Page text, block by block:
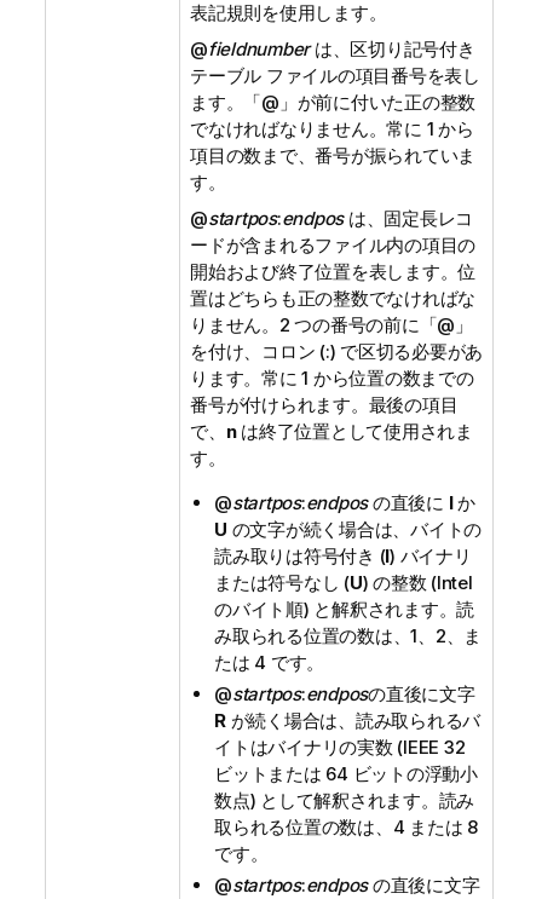
表記規則を使用します。
@fieldnumberは、区切り記号付き
テーブル ファイルの項目番号を表し
ます。「@ 」が前に付いた正の整数
でなければなりません。常に 1 から
項目の数まで、番号が振られていま
す。
@startpos:endposは、固定長レコ
ードが含まれるファイル内の項目の
開始および終了位置を表します。位
置はどちらも正の整数でなければな
りません。2 つの番号の前に「@ 」
を付け、コロン (:) で区切る必要があ
ります。常に 1 から位置の数までの
番号が付けられます。最後の項目
で、 nは終了位置として使用されま
す。
@startpos:endposの直後に Iか
U の文字が続く場合は、バイトの
読み取りは符号付き (I) バイナリ
または符号なし (U) の整数 (Intel
のバイト順) と解釈されます。読
み取られる位置の数は、1、2、ま
たは 4 です。
@startpos:endposの直後に文字
Rが続く場合は、読み取られるバ
イトはバイナリの実数 (IEEE 32
ビットまたは 64 ビットの浮動小
数点) として解釈されます。読み
取られる位置の数は、4 または 8
です。
@startpos:endposの直後に文字